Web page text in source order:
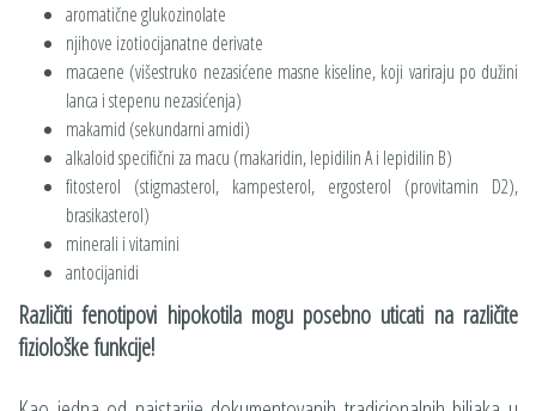
aromatične glukozinolate
njihove izotiocijanatne derivate
macaene (višestruko nezasićene masne kiseline, koji variraju po dužini
lanca i stepenu nezasićenja)
makamid (sekundarni amidi)
alkaloid specifični za macu (makaridin, lepidilin A i lepidilin B)
fitosterol (stigmasterol, kampesterol, ergosterol (provitamin D2),
brasikasterol)
minerali i vitamini
antocijanidi
Različiti fenotipovi hipokotila mogu posebno uticati na različite
fiziološke funkcije!